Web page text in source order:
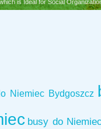
is Ideal for Social
Niemiec Bydgoszcz
busy do